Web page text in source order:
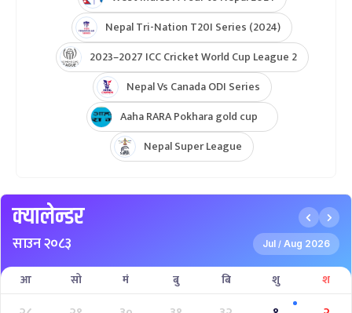
Nepal Tri-Nation T20I Series (2024)
2023–2027 ICC Cricket World Cup League 2
Nepal Vs Canada ODI Series
Aaha RARA Pokhara gold cup
Nepal Super League
क्यालेन्डर
साउन २०८३ Jul / Aug 2026
आ सो मं बु बि शु श